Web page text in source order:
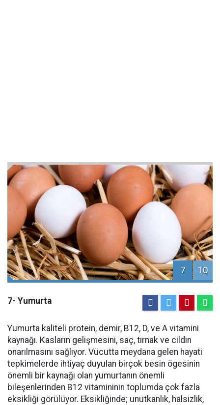
7 10
7- Yumurta
Yumurta kaliteli protein, demir, B12, D, ve A vitamini
kaynağı. Kasların gelişmesini, saç, tırnak ve cildin
onarılmasını sağlıyor. Vücutta meydana gelen hayati
tepkimelerde ihtiyaç duyulan birçok besin ögesinin
önemli bir kaynağı olan yumurtanın önemli
bileşenlerinden B12 vitamininin toplumda çok fazla
eksikliği görülüyor. Eksikliğinde; unutkanlık, halsizlik,